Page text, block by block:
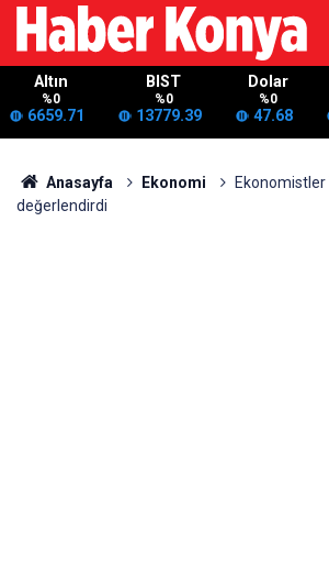
Altın
%0
6659.71
BIST
%0
13779.39
Dolar
%0
47.68
Anasayfa Ekonomi
Ekonomistler
değerlendirdi